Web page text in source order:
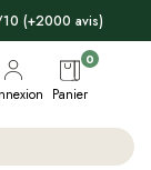
(+2000 avis)
Panier
0